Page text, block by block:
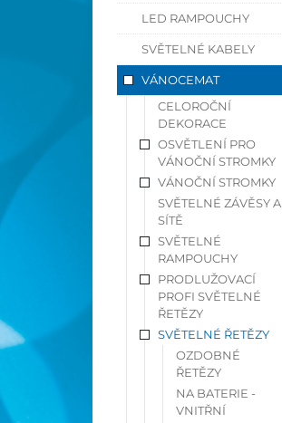
LED RAMPOUCHY
SVĚTELNÉ KABELY
VÁNOCEMAT
CELOROČNÍ
DEKORACE
OSVĚTLENÍ PRO
VÁNOČNÍ STROMKY
VÁNOČNÍ STROMKY
SVĚTELNÉ ZÁVĚSY A
SÍTĚ
SVĚTELNÉ
RAMPOUCHY
PRODLUŽOVACÍ
PROFI SVĚTELNÉ
ŘETĚZY
SVĚTELNÉ ŘETĚZY
OZDOBNÉ
ŘETĚZY
NA BATERIE -
VNITŘNÍ